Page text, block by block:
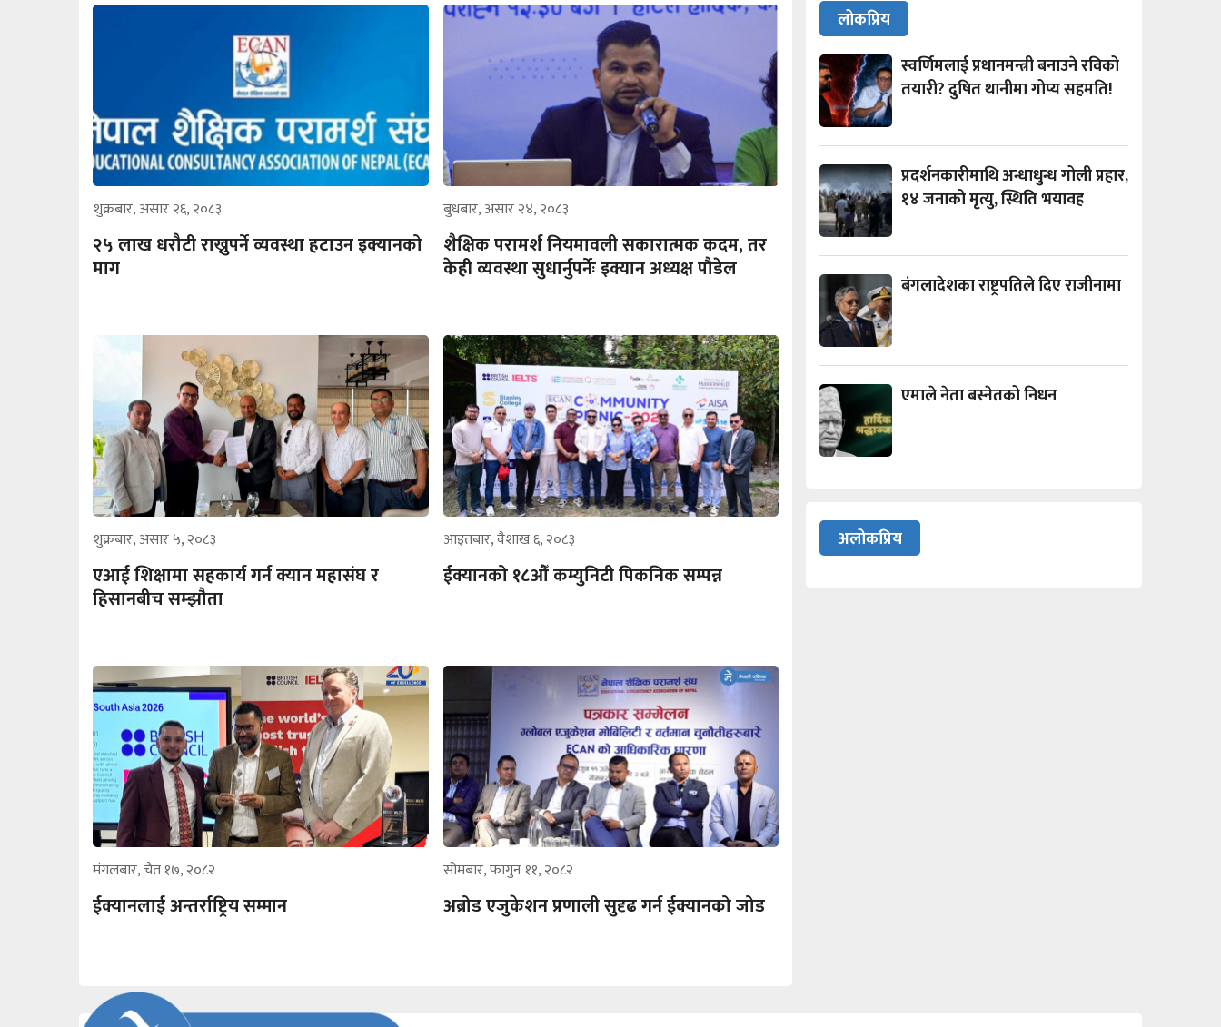
शुक्रबार, असार २६, २०८३
२५ लाख धरौटी राख्नुपर्ने व्यवस्था हटाउन इक्यानको
माग
बुधबार, असार २४, २०८३
शैक्षिक परामर्श नियमावली सकारात्मक कदम, तर
केही व्यवस्था सुधार्नुपर्नेः इक्यान अध्यक्ष पौडेल
शुक्रबार, असार ५, २०८३
एआई शिक्षामा सहकार्य गर्न क्यान महासंघ र
हिसानबीच सम्झौता
आइतबार, वैशाख ६, २०८३
ईक्यानको १८औँ कम्युनिटी पिकनिक सम्पन्न
मंगलबार, चैत १७, २०८२
ईक्यानलाई अन्तर्राष्ट्रिय सम्मान
सोमबार, फागुन ११, २०८२
अब्रोड एजुकेशन प्रणाली सुदृढ गर्न ईक्यानको जोड
लोकप्रिय
स्वर्णिमलाई प्रधानमन्त्री बनाउने रविको
तयारी? दुषित थानीमा गोप्य सहमति!
प्रदर्शनकारीमाथि अन्धाधुन्ध गोली प्रहार,
१४ जनाको मृत्यु, स्थिति भयावह
बंगलादेशका राष्ट्रपतिले दिए राजीनामा
एमाले नेता बस्नेतको निधन
अलोकप्रिय